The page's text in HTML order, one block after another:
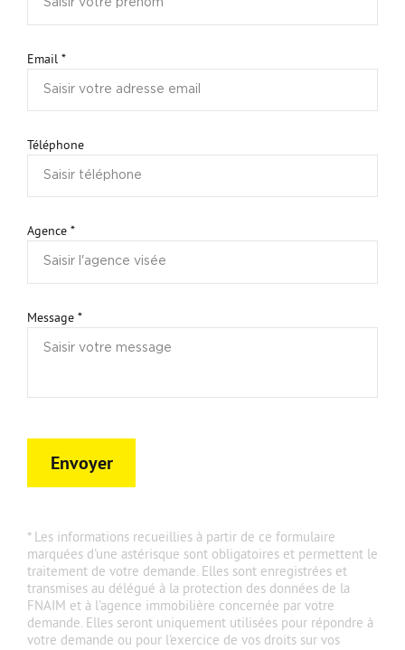
Email *
Téléphone
Agence *
Message *
Envoyer
* Les informations recueillies à partir de ce formulaire
marquées d'une astérisque sont obligatoires et permettent le
traitement de votre demande. Elles sont enregistrées et
transmises au délégué à la protection des données de la
FNAIM et à l'agence immobilière concernée par votre
demande. Elles seront uniquement utilisées pour répondre à
votre demande ou pour l'exercice de vos droits sur vos